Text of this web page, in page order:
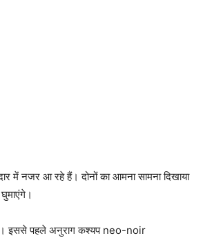
में नजर आ रहे हैं। दोनों का आमना सामना दिखाया
इससे पहले अनुराग कश्‍यप neo-noir